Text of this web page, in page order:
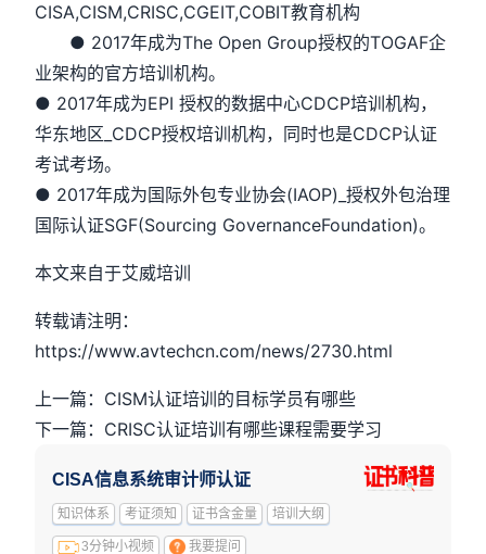
CISA,CISM,CRISC,CGEIT,COBIT教育机构
● 2017年成为The Open Group授权的TOGAF企
业架构的官方培训机构。
● 2017年成为EPI 授权的数据中心CDCP培训机构，
华东地区_CDCP授权培训机构，同时也是CDCP认证
考试考场。
● 2017年成为国际外包专业协会(IAOP)_授权外包治理
国际认证SGF(Sourcing GovernanceFoundation)。
本文来自于艾威培训
转载请注明：
https://www.avtechcn.com/news/2730.html
上一篇：CISM认证培训的目标学员有哪些
下一篇：CRISC认证培训有哪些课程需要学习
CISA信息系统审计师认证
知识体系 考证须知 证书含金量 培训大纲
3分钟小视频 我要提问